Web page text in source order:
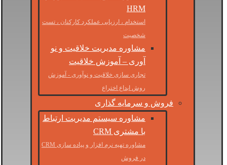
HRM
استخدام ، ارزیابی عملکرد کارکنان ، تست
شخصیت
مشاوره مدیریت خلاقیت و نو
آوری – آموزش خلاقیت
تجاری سازی خلاقیت و نوآوری - آموزش
روش ابداع اختراع
فروش و سرمایه گذاری
مشاوره سیستم مدیریت ارتباط
با مشتری CRM
مشاوره تهیه نرم افزار و پیاده سازی CRM
در فروش